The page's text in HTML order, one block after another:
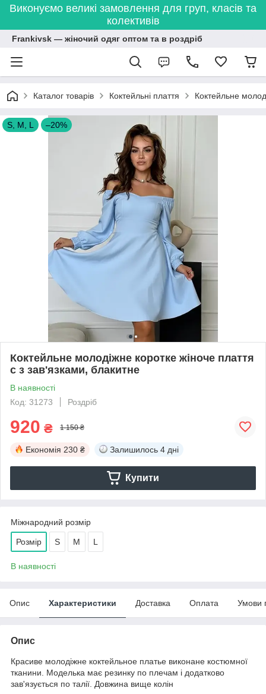
Виконуємо великі замовлення для груп, класів та
колективів
Frankivsk — жіночий одяг оптом та в роздріб
Каталог товарів Коктейльні плаття Коктейльне
S, M, L –20%
Коктейльне молодіжне коротке жіноче плаття
с з зав'язками, блакитне
В наявності
Код: 31273
Роздріб
920 ₴ 1 150 ₴
Економія 230 ₴ Залишилось 4 дні
Купити
Міжнародний розмір
Розмір S M L
В наявності
Опис Характеристики Доставка Оплата Умови
Опис
Красиве молодіжне коктейльное платье виконане костюмної
тканини. Моделька має резинку по плечам і додатково
зав'язується по талії. Довжина вище колін